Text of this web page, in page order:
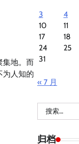
集地。而
为人知的
3
4
10
11
17
18
24
25
31
« 7 月
索：
归档